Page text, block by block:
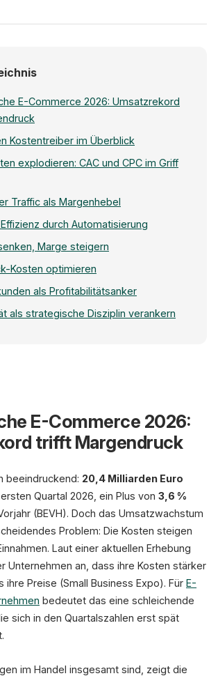
E-Commerce 2026: Umsatzrekord
Kostentreiber im Überblick
explodieren: CAC und CPC im Griff
Traffic als Margenhebel
durch Automatisierung
Marge steigern
Kosten optimieren
als Profitabilitätsanker
als strategische Disziplin verankern
Umsatz
(BEVH 2025)
Retouren
Tech-
E-Commerce 2026:
trifft Margendruck
beeindruckend: 20,4 Milliarden Euro
Quartal 2026, ein Plus von 3,6 %
(BEVH). Doch das Umsatzwachstum
Problem: Die Kosten steigen
Laut einer aktuellen Erhebung
Unternehmen an, dass ihre Kosten stärker
ihre Preise (Small Business Expo). Für E-
bedeutet das eine schleichende
sich in den Quartalszahlen erst spät
im Handel insgesamt sind, zeigt die